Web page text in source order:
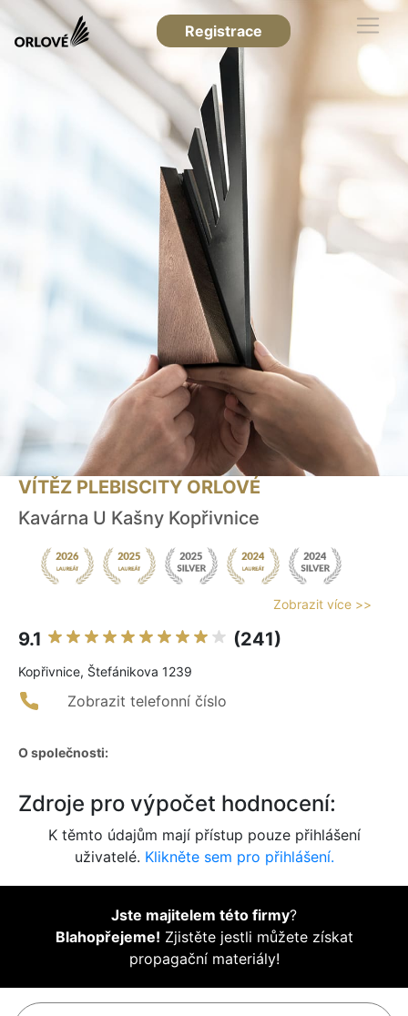
Registrace
VÍTĚZ PLEBISCITY ORLOVÉ
Kavárna U Kašny Kopřivnice
Zobrazit více >>
9.1 (241)
Kopřivnice, Štefánikova 1239
Zobrazit telefonní číslo
O společnosti:
Zdroje pro výpočet hodnocení:
K těmto údajům mají přístup pouze přihlášení
uživatelé. Klikněte sem pro přihlášení.
Jste majitelem této firmy?
Blahopřejeme! Zjistěte jestli můžete získat
propagační materiály!